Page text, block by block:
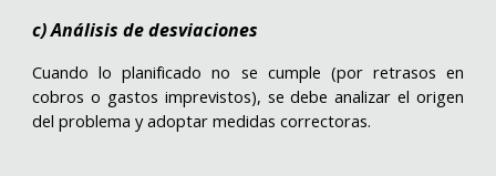
c) Análisis de desviaciones
Cuando lo planificado no se cumple (por retrasos en
cobros o gastos imprevistos), se debe analizar el origen
del problema y adoptar medidas correctoras.